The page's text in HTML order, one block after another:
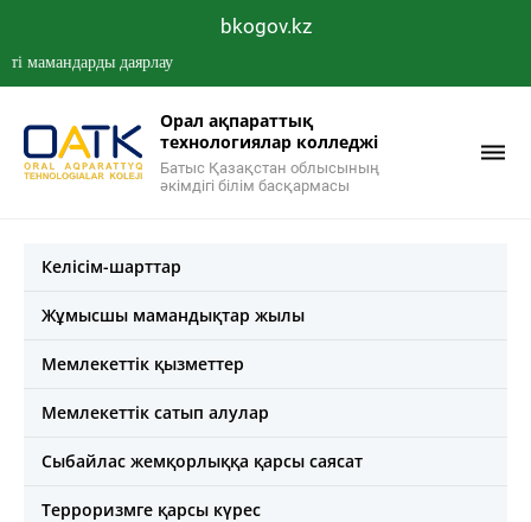
bkogov.kz
даярлау
Орал ақпараттық
технологиялар колледжі
Батыс Қазақстан облысының
әкімдігі білім басқармасы
Келісім-шарттар
Жұмысшы мамандықтар жылы
Мемлекеттік қызметтер
Мемлекеттік сатып алулар
Сыбайлас жемқорлыққа қарсы саясат
Терроризмге қарсы күрес